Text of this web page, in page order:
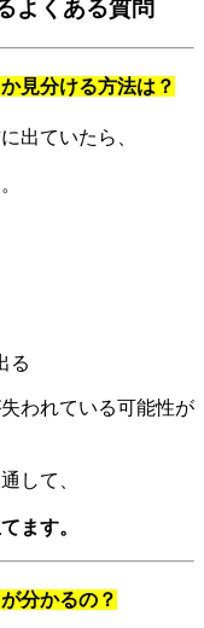
よくある質問
見分ける方法は？
出ていたら、
る
われている可能性が
して、
ます。
分かるの？